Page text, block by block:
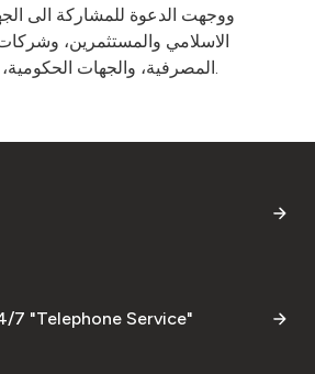
ووجهت الدعوة للمشاركة الى
الاسلامي والمستثمرين،
المصرفية، والجهات الحكومية، من جميع انحاء العالم.
7 "Telephone Service"